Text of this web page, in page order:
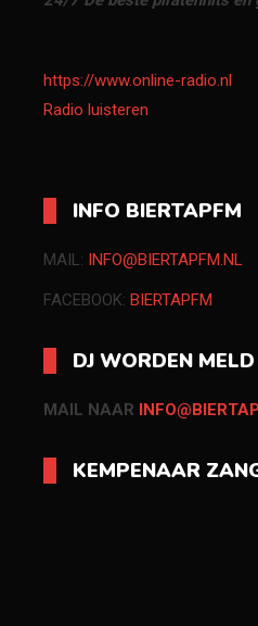
https://www.online-radio.nl
Radio luisteren
INFO BIERTAPFM
MAIL: INFO@BIERTAPFM.NL
FACEBOOK: BIERTAPFM
DJ WORDEN
MAIL NAAR
KEMPENAAR